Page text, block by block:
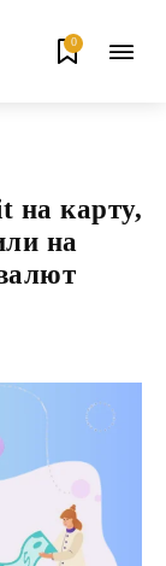
0
на карту,
на